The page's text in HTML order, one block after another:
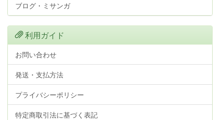
ブログ・ミサンガ
利用ガイド
お問い合わせ
発送・支払方法
プライバシーポリシー
特定商取引法に基づく表記